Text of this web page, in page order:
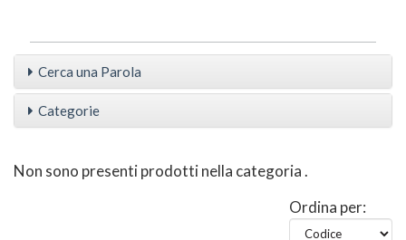
Cerca una Parola
Categorie
Non sono presenti prodotti nella categoria.
Ordina per: